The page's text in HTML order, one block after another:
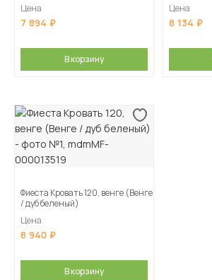
Цена
7 894
В корзину
Цена
8 134
Фиеста Кровать 120, венге (Венге
/ дуб беленый)
Цена
8 940
В корзину